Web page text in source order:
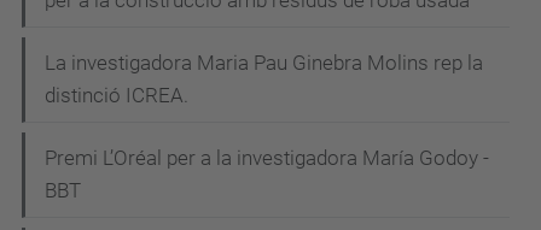
La investigadora Maria Pau Ginebra Molins rep la
distinció ICREA.
Premi L’Oréal per a la investigadora María Godoy -
BBT